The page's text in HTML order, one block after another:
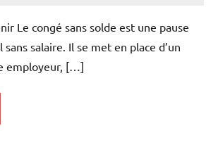
Le congé sans solde est une pause
salaire. Il se met en place d’un
employeur, […]